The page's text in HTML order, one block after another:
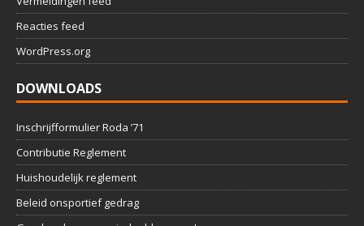
Reacties feed
WordPress.org
DOWNLOADS
Inschrijfformulier Roda ’71
Contributie Reglement
Huishoudelijk reglement
Beleid onsportief gedrag